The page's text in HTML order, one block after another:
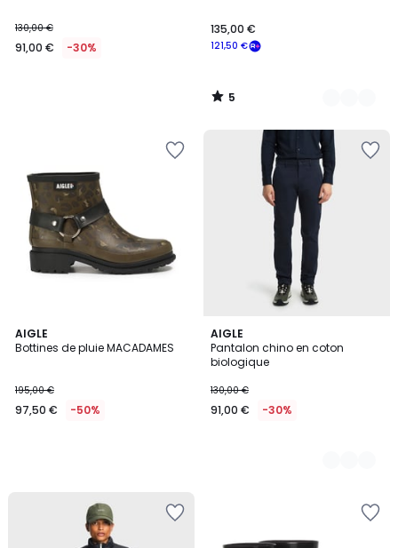
130,00 €
91,00 € -30% 121,50 €
135,00 €
5
/
AIGLE
Bottines de pluie MACADAMES
195,00 €
97,50 € -50%
AIGLE
Pantalon chino en coton
biologique
130,00 €
91,00 € -30%
2
Couleurs